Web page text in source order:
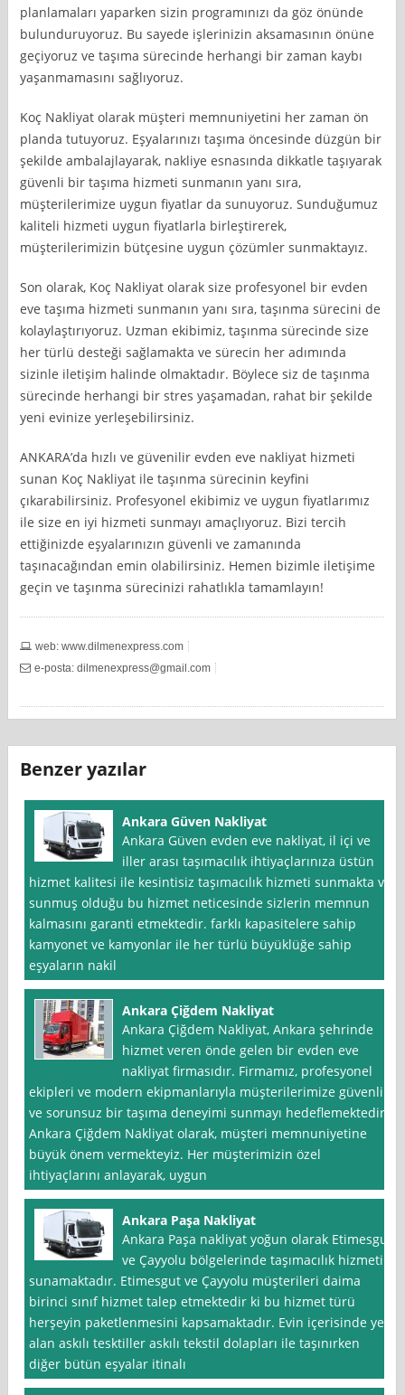
planlamaları yaparken sizin programınızı da göz önünde
bulunduruyoruz. Bu sayede işlerinizin aksamasının önüne
geçiyoruz ve taşıma sürecinde herhangi bir zaman kaybı
yaşanmamasını sağlıyoruz.
Koç Nakliyat olarak müşteri memnuniyetini her zaman ön
planda tutuyoruz. Eşyalarınızı taşıma öncesinde düzgün bir
şekilde ambalajlayarak, nakliye esnasında dikkatle taşıyarak
güvenli bir taşıma hizmeti sunmanın yanı sıra,
müşterilerimize uygun fiyatlar da sunuyoruz. Sunduğumuz
kaliteli hizmeti uygun fiyatlarla birleştirerek,
müşterilerimizin bütçesine uygun çözümler sunmaktayız.
Son olarak, Koç Nakliyat olarak size profesyonel bir evden
eve taşıma hizmeti sunmanın yanı sıra, taşınma sürecini de
kolaylaştırıyoruz. Uzman ekibimiz, taşınma sürecinde size
her türlü desteği sağlamakta ve sürecin her adımında
sizinle iletişim halinde olmaktadır. Böylece siz de taşınma
sürecinde herhangi bir stres yaşamadan, rahat bir şekilde
yeni evinize yerleşebilirsiniz.
ANKARA’da hızlı ve güvenilir evden eve nakliyat hizmeti
sunan Koç Nakliyat ile taşınma sürecinin keyfini
çıkarabilirsiniz. Profesyonel ekibimiz ve uygun fiyatlarımız
ile size en iyi hizmeti sunmayı amaçlıyoruz. Bizi tercih
ettiğinizde eşyalarınızın güvenli ve zamanında
taşınacağından emin olabilirsiniz. Hemen bizimle iletişime
geçin ve taşınma sürecinizi rahatlıkla tamamlayın!
web: www.dilmenexpress.com
e-posta:dilmenexpress@gmail.com
Benzer yazılar
Ankara Güven Nakliyat
Ankara Güven evden eve nakliyat, il içi ve
iller arası taşımacılık ihtiyaçlarınıza üstün
hizmet kalitesi ile kesintisiz taşımacılık hizmeti sunmakta ve
sunmuş olduğu bu hizmet neticesinde sizlerin memnun
kalmasını garanti etmektedir. farklı kapasitelere sahip
kamyonet ve kamyonlar ile her türlü büyüklüğe sahip
eşyaların nakil
Ankara Çiğdem Nakliyat
Ankara Çiğdem Nakliyat, Ankara şehrinde
hizmet veren önde gelen bir evden eve
nakliyat firmasıdır. Firmamız, profesyonel
ekipleri ve modern ekipmanlarıyla müşterilerimize güvenli
ve sorunsuz bir taşıma deneyimi sunmayı hedeflemektedir.
Ankara Çiğdem Nakliyat olarak, müşteri memnuniyetine
büyük önem vermekteyiz. Her müşterimizin özel
ihtiyaçlarını anlayarak, uygun
Ankara Paşa Nakliyat
Ankara Paşa nakliyat yoğun olarak Etimesgut
ve Çayyolu bölgelerinde taşımacılık hizmeti
sunamaktadır. Etimesgut ve Çayyolu müşterileri daima
birinci sınıf hizmet talep etmektedir ki bu hizmet türü
herşeyin paketlenmesini kapsamaktadır. Evin içerisinde yer
alan askılı tesktiller askılı tekstil dolapları ile taşınırken
diğer bütün eşyalar itinalı